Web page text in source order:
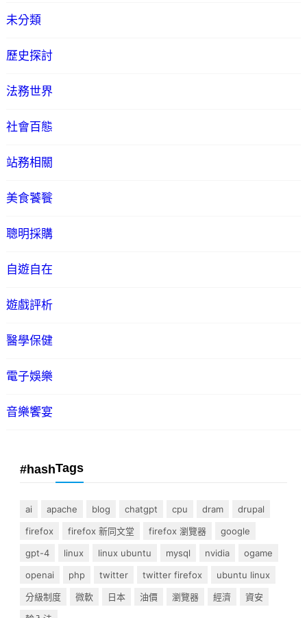
未分類
歷史探討
法務世界
社會百態
站務相關
美食饕餮
聰明採購
自遊自在
遊戲評析
醫學保健
電子娛樂
音樂饗宴
#hashTags
ai apache blog chatgpt cpu dram
drupal
firefox
firefox 新同文堂 firefox 瀏覽器
google
gpt-4
linux linux ubuntu mysql nvidia
ogame
openai
php twitter twitter firefox
ubuntu linux
分級制度
微軟 日本 油價 瀏覽器 經濟
資安